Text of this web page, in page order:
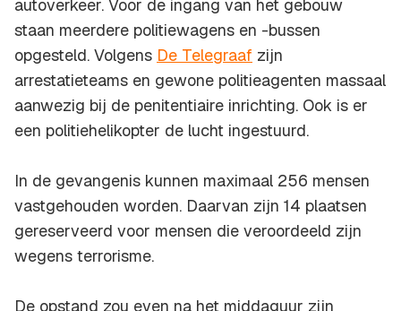
autoverkeer. Voor de ingang van het gebouw
staan meerdere politiewagens en -bussen
opgesteld. Volgens De Telegraaf zijn
arrestatieteams en gewone politieagenten massaal
aanwezig bij de penitentiaire inrichting. Ook is er
een politiehelikopter de lucht ingestuurd.
In de gevangenis kunnen maximaal 256 mensen
vastgehouden worden. Daarvan zijn 14 plaatsen
gereserveerd voor mensen die veroordeeld zijn
wegens terrorisme.
De opstand zou even na het middaguur zijn